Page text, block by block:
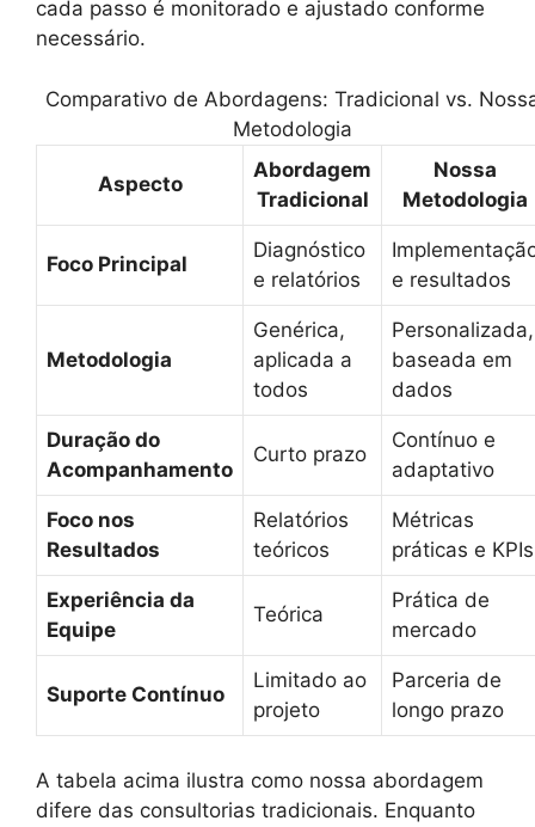
cada passo é monitorado e ajustado conforme
necessário.
Comparativo de Abordagens: Tradicional vs.
Metodologia
Aspecto
Abordagem
Tradicional
Nossa
Metodologia
Foco Principal
Diagnóstico
e relatórios
e resultados
Metodologia
Genérica,
aplicada a
todos
Personalizada,
baseada em
dados
Duração do
Acompanhamento
Curto prazo
Contínuo e
adaptativo
Foco nos
Resultados
Relatórios
teóricos
Métricas
práticas e KPIs
Experiência da
Equipe
Teórica
Prática de
mercado
Suporte Contínuo
Limitado ao
projeto
Parceria de
longo prazo
A tabela acima ilustra como nossa abordagem
difere das consultorias tradicionais. Enquanto